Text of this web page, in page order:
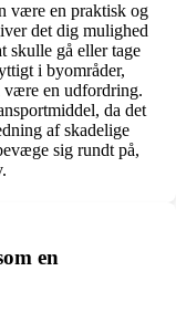
være en praktisk og
det dig mulighed
skulle gå eller tage
i byområder,
være en udfordring.
da det
af skadelige
sig rundt på,
en